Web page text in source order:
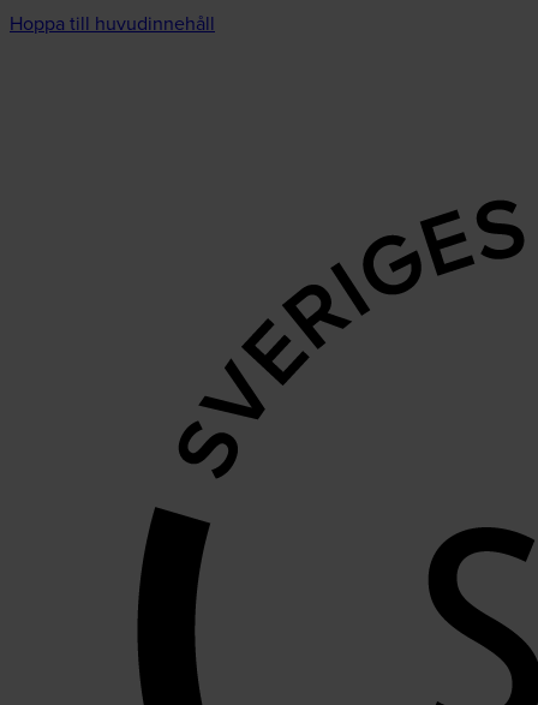
Hoppa till huvudinnehåll